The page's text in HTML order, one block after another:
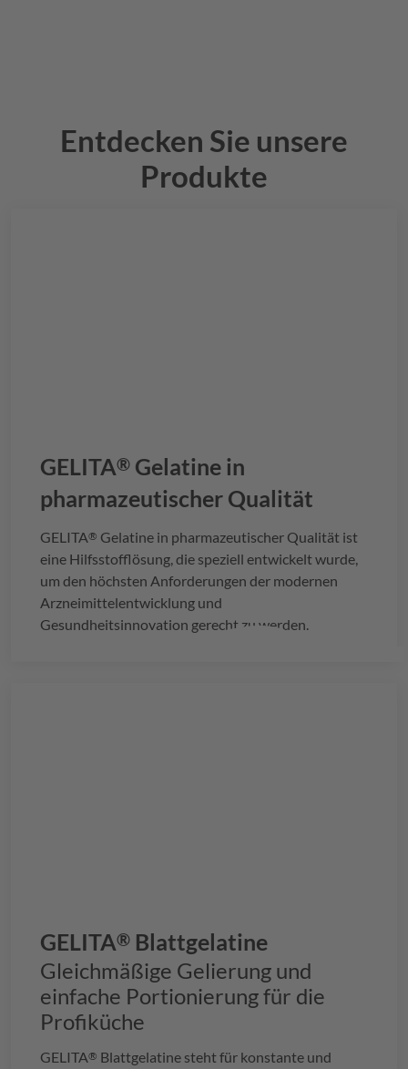
Entdecken Sie unsere
Produkte
GELITA® Gelatine in
pharmazeutischer Qualität
GELITA® Gelatine in pharmazeutischer Qualität ist
eine Hilfsstofflösung, die speziell entwickelt wurde,
um den höchsten Anforderungen der modernen
Arzneimittelentwicklung und
Gesundheitsinnovation gerecht zu werden.
GELITA® Blattgelatine
Gleichmäßige Gelierung und
einfache Portionierung für die
Profiküche
GELITA® Blattgelatine steht für konstante und